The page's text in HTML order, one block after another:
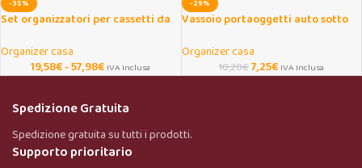
-35%
Set organizzatori per cassetti da
Organizer casa
19,58€-57,98€ IVA Inclusa
-29%
Vassoio portaoggetti auto sotto
Organizer casa
10,20€7,25€ IVA Inclusa
Spedizione Gratuita
Spedizione gratuita su tutti i prodotti.
Supporto prioritario